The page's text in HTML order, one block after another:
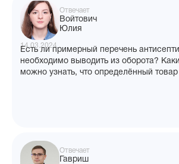
Отвечает
Войтович
Юлия
14.03.2024
Есть ли примерный перечень
необходимо выводить из оборота?
можно узнать, что определённый
Отвечает
Гавриш